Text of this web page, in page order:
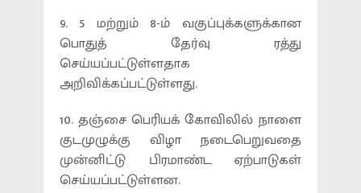
9. 5 மற்றும் 8-ம் வகுப்புக்களுக்கான
பொதுத் தேர்வு ரத்து
செய்யப்பட்டுள்ளதாக
அறிவிக்கப்பட்டுள்ளது.
10. தஞ்சை பெரியக் கோவிலில் நாளை
குடமுழுக்கு விழா நடைபெறுவதை
முன்னிட்டு பிரமாண்ட ஏற்பாடுகள்
செய்யப்பட்டுள்ளன.